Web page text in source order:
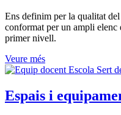
Ens definim per la qualitat
conformat per un ampli elenc
primer nivell.
Veure més
Espais i